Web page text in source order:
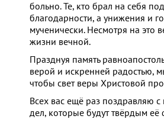
больно. Те, кто брал на себя
благодарности, а унижения и
мученически. Несмотря на это
жизни вечной.
Празднуя память
верой и искренней радостью,
чтобы свет веры Христовой
Всех вас ещё раз поздравляю
дел, которые будут твёрдым её